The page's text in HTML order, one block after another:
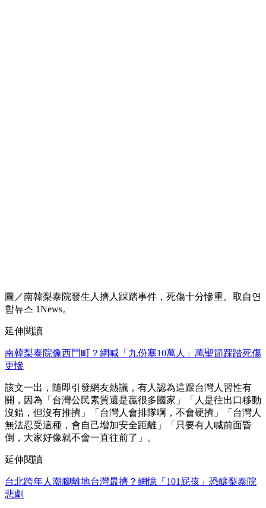
圖／南韓梨泰院發生人擠人踩踏事件，死傷十分慘重。取自연
합뉴스 1News。
延伸閱讀
南韓梨泰院像西門町？網喊「九份塞10萬人」萬聖節踩踏死傷
更慘
該文一出，隨即引發網友熱議，有人認為這跟台灣人習性有
關，因為「台灣公民素質還是贏很多國家」「人是往出口移動
沒錯，但沒有推擠」「台灣人會排隊啊，不會硬擠」「台灣人
無法忍受這種，會自己增加安全距離」「只要有人喊前面昏
倒，大家好像就不會一直往前了」。
延伸閱讀
台北跨年人潮腳離地台灣最擠？網憶「101屁孩」恐釀梨泰院
悲劇